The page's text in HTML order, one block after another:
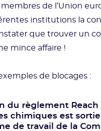
de l’Union
institutions la
que trouver un
mince affaire !
de blocages :
du règlement Reach
chimiques est
de travail de la